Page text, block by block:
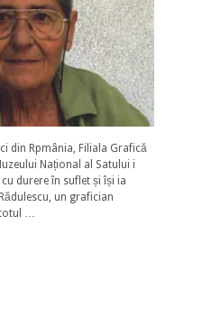
din Rpmânia, Filiala Grafică
Național al Satului i
cu durere în suflet și își ia
un grafician
…